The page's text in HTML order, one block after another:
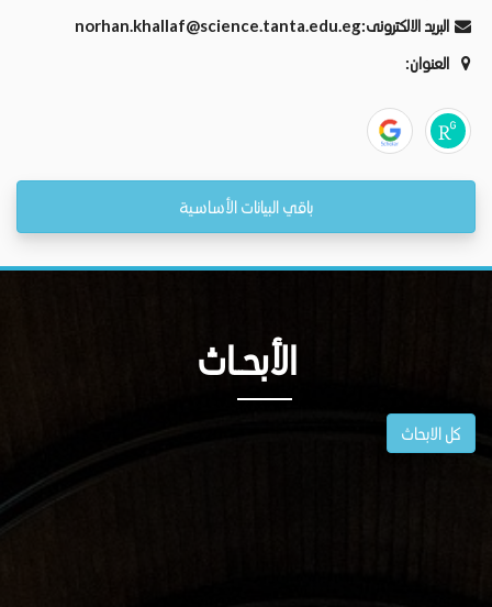
البريد الالكترونى:‎norhan.khallaf@science.tanta.edu.eg
العنوان:
باقي البيانات الأساسية
الأبحــاث
كل الابحاث